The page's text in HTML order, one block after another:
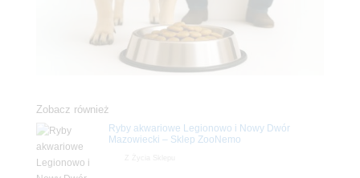
Zobacz również
Ryby akwariowe Legionowo i Nowy Dwór
Mazowiecki – Sklep ZooNemo